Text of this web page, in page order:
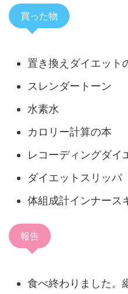
買った物
置き換えダイエット
スレンダートーン
水素水
カロリー計算の本
レコーディングダイ
ダイエットスリッパ
体組成計インナース
報告
食べ終わりました。